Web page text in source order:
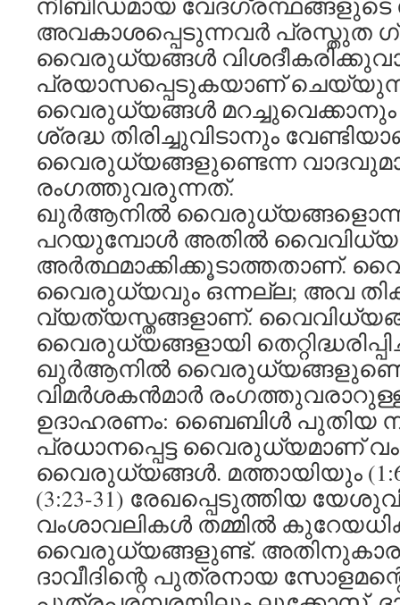
അവകാശപ്പെടുന്നവര്‍ പ്രസ്തുത
വൈരുധ്യങ്ങള്‍
പ്രയാസപ്പെടുകയാണ്
വൈരുധ്യങ്ങള്‍ മറച്ചുവെക്കാനും
ശ്രദ്ധ തിരിച്ചുവിടാനും
വൈരുധ്യങ്ങളുണ്ടെന്ന
രംഗത്തുവരുന്നത്.
ഖുര്‍ആനില്‍
പറയുമ്പോള്‍ അതില്‍
അര്‍ത്ഥമാക്കിക്കൂടാത്തതാണ്.
വൈരുധ്യവും ഒന്നല്ല; അവ
വ്യത്യസ്തങ്ങളാണ്.
വൈരുധ്യങ്ങളായി
ഖുര്‍ആനില്‍
വിമര്‍ശകന്‍മാര്‍
ഉദാഹരണം: ബൈബിള്‍ പുതിയ
പ്രധാനപ്പെട്ട വൈരുധ്യമാണ്
വൈരുധ്യങ്ങള്‍. മത്തായിയും
(3:23-31) രേഖപ്പെടുത്തിയ
വംശാവലികള്‍ തമ്മില്‍
വൈരുധ്യങ്ങളുണ്ട്.
ദാവീദിന്റെ പുത്രനായ